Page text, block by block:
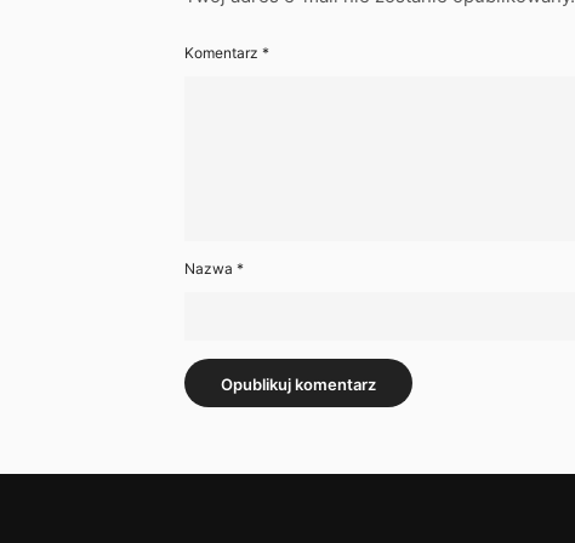
Komentarz *
Nazwa *